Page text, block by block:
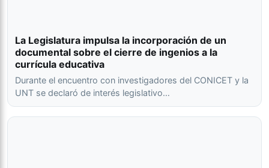
La Legislatura impulsa la incorporación de un
documental sobre el cierre de ingenios a la
currícula educativa
Durante el encuentro con investigadores del CONICET y la
UNT se declaró de interés legislativo…